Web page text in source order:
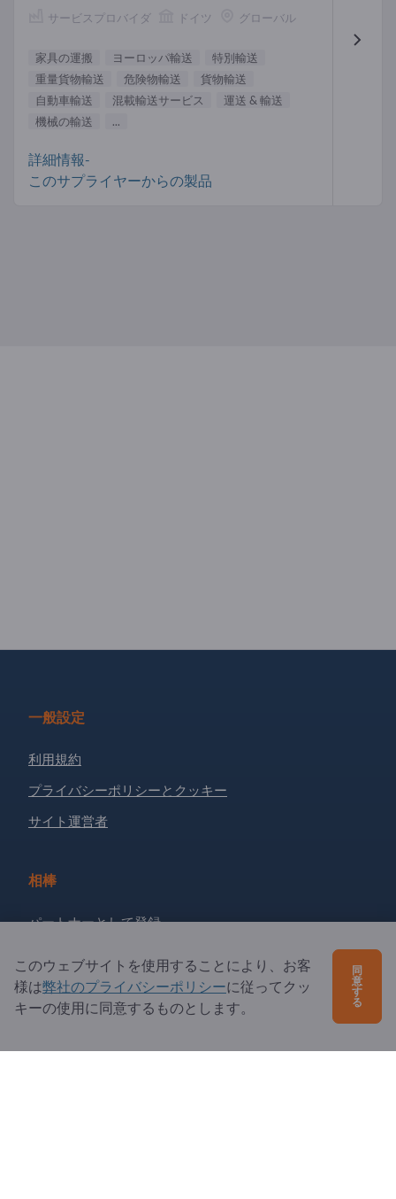
サービスプロバイダ ドイツ グローバル
家具の運搬 ヨーロッパ輸送
特別輸送
重量貨物輸送
危険物輸送
貨物輸送
自動車輸送
混載輸送サービス
運送 & 輸送
機械の輸送
...
詳細情報-
このサプライヤーからの製品
一般設定
利用規約
プライバシーポリシーとクッキー
サイト運営者
相棒
パートナーとして登録
ご質問は？
よくあるご質問
このウェブサイトを使用することにより、お客
様は弊社のプライバシーポリシーに従ってクッ
キーの使用に同意するものとします。
同
意
す
る